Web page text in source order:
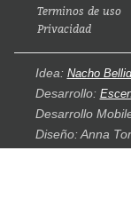
Terminos de uso
Privacidad
Idea: Nacho
Desarrollo:
Desarrollo
Diseño: Anna